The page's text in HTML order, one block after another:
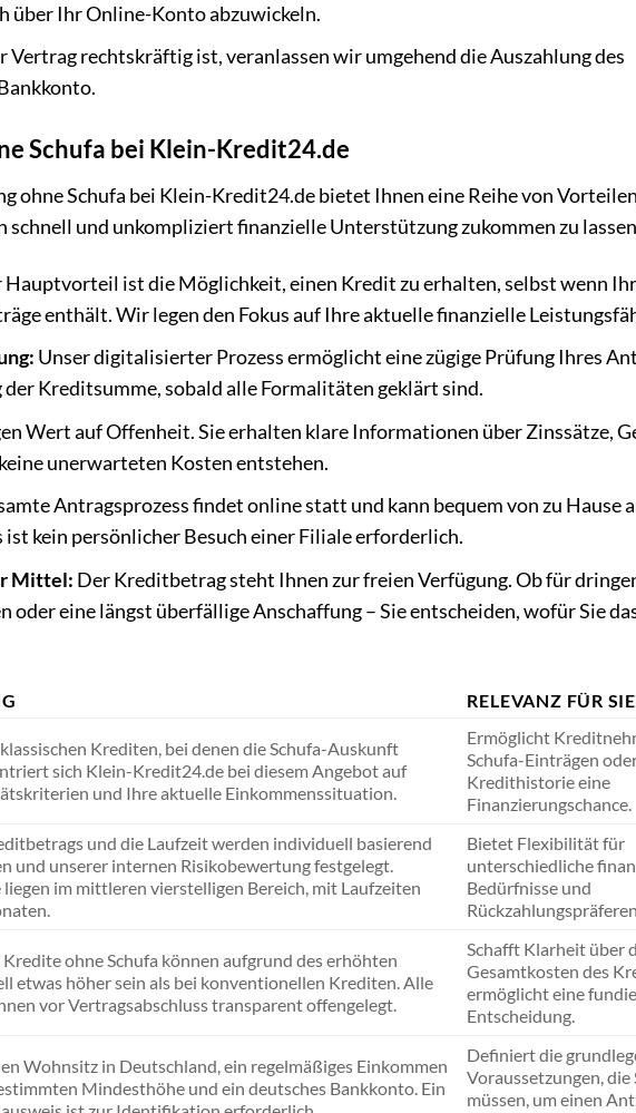
über Ihr Online-Konto abzuwickeln.
Vertrag rechtskräftig ist, veranlassen wir umgehend die Auszahlung des
Schufa bei Klein-Kredit24.de
ohne Schufa bei Klein-Kredit24.de bietet Ihnen eine Reihe von
schnell und unkompliziert finanzielle Unterstützung zukommen zu
Hauptvorteil ist die Möglichkeit, einen Kredit zu erhalten, selbst wenn
enthält. Wir legen den Fokus auf Ihre aktuelle finanzielle
Unser digitalisierter Prozess ermöglicht eine zügige Prüfung Ihres
Kreditsumme, sobald alle Formalitäten geklärt sind.
Wert auf Offenheit. Sie erhalten klare Informationen über Zinssätze,
unerwarteten Kosten entstehen.
Antragsprozess findet online statt und kann bequem von zu Hause
kein persönlicher Besuch einer Filiale erforderlich.
Mittel: Der Kreditbetrag steht Ihnen zur freien Verfügung. Ob für
oder eine längst überfällige Anschaffung – Sie entscheiden, wofür Sie
RELEVANZ FÜR SIE
Krediten, bei denen die Schufa-Auskunft
sich Klein-Kredit24.de bei diesem Angebot auf
und Ihre aktuelle Einkommenssituation.
Ermöglicht
Schufa-Einträgen
Kredithistorie eine
Finanzierungschance.
und die Laufzeit werden individuell basierend
und unserer internen Risikobewertung festgelegt.
liegen im mittleren vierstelligen Bereich, mit Laufzeiten
Bietet Flexibilität für
unterschiedliche
Bedürfnisse und
ohne Schufa können aufgrund des erhöhten
etwas höher sein als bei konventionellen Krediten. Alle
vor Vertragsabschluss transparent offengelegt.
Schafft Klarheit über
Gesamtkosten des
ermöglicht eine
Entscheidung.
Wohnsitz in Deutschland, ein regelmäßiges Einkommen
Mindesthöhe und ein deutsches Bankkonto. Ein
Definiert die
Voraussetzungen, die
müssen, um einen